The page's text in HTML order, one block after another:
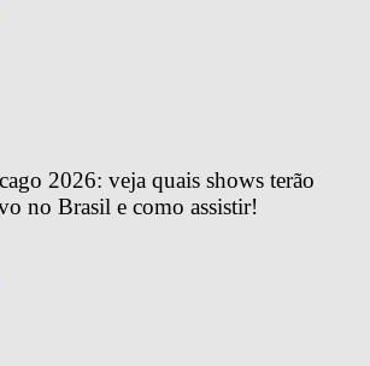
2026: veja quais shows terão
no Brasil e como assistir!